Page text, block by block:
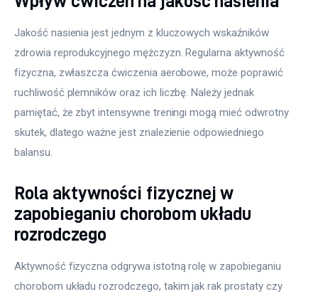
Jakość nasienia jest jednym z kluczowych wskaźników
zdrowia reprodukcyjnego mężczyzn. Regularna aktywność
fizyczna, zwłaszcza ćwiczenia aerobowe, może poprawić
ruchliwość plemników oraz ich liczbę. Należy jednak
pamiętać, że zbyt intensywne treningi mogą mieć odwrotny
skutek, dlatego ważne jest znalezienie odpowiedniego
balansu.
Rola aktywności fizycznej w
zapobieganiu chorobom układu
rozrodczego
Aktywność fizyczna odgrywa istotną rolę w zapobieganiu
chorobom układu rozrodczego, takim jak rak prostaty czy